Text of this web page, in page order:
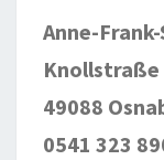
Anne-
Knollstraße
49088
0541 323